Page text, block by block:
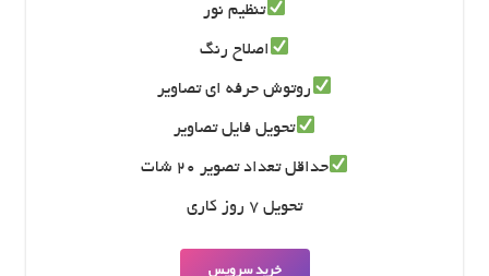
تنظیم نور
اصلاح رنگ
روتوش حرفه ای تصاویر
تحویل فایل تصاویر
حداقل تعداد تصویر 20 شات
تحویل 7 روز کاری
خرید سرویس